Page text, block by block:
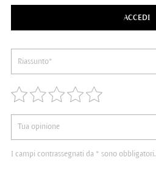
ACCEDI
I campi contrassegnati da * sono obbligatori.